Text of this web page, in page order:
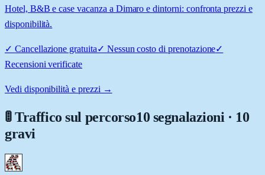
Hotel, B&B e case vacanza a Dimaro e dintorni: confronta prezzi e
disponibilità.
✓ Cancellazione gratuita✓ Nessun costo di prenotazione✓
Recensioni verificate
Vedi disponibilità e prezzi →
🚦 Traffico sul percorso10 segnalazioni · 10
gravi